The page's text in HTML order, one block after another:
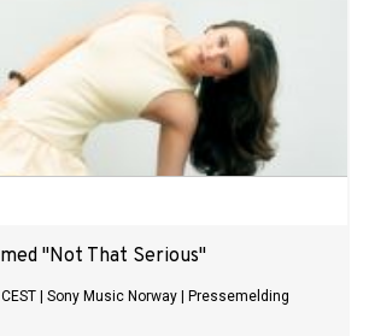
"Not That Serious"
Sony Music Norway Pressemelding